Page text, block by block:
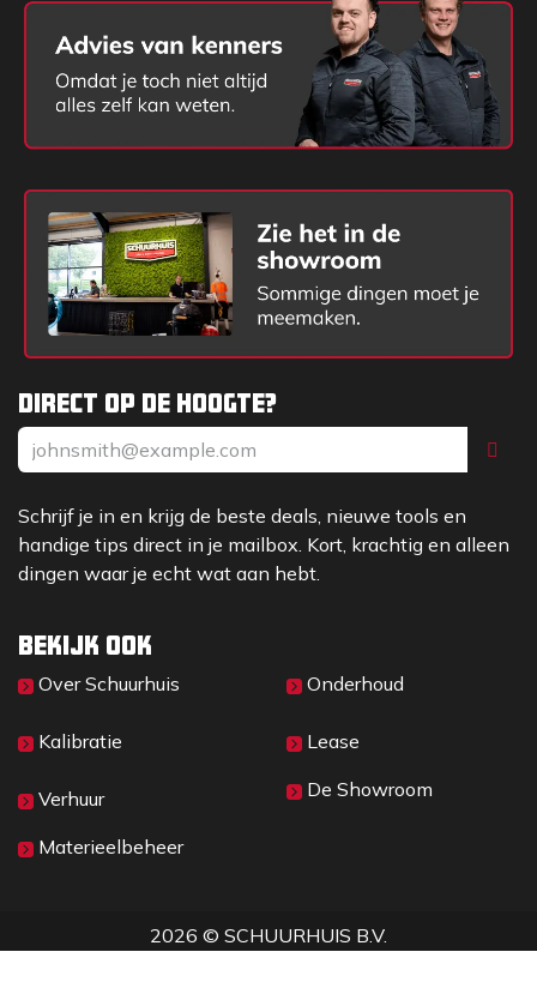
Direct op de hoogte?
Schrijf je in en krijg de beste deals, nieuwe tools en
handige tips direct in je mailbox. Kort, krachtig en alleen
dingen waar je echt wat aan hebt.
Bekijk ook
Over Sc​huurhuis
Kalibratie
Verhuur
Materieelbeheer
Onderhoud
Lease
De Showroom
2026 © SCHUURHUIS B.V.